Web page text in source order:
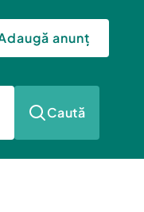
anunț
Caută